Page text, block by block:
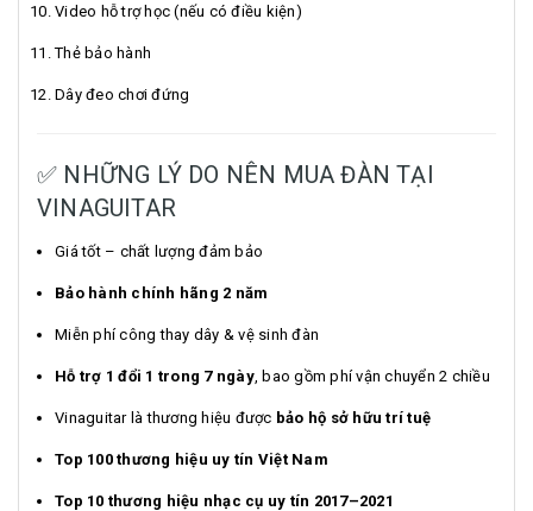
Video hỗ trợ học (nếu có điều kiện)
Thẻ bảo hành
Dây đeo chơi đứng
✅ NHỮNG LÝ DO NÊN MUA ĐÀN TẠI
VINAGUITAR
Giá tốt – chất lượng đảm bảo
Bảo hành chính hãng 2 năm
Miễn phí công thay dây & vệ sinh đàn
Hỗ trợ 1 đổi 1 trong 7 ngày, bao gồm phí vận chuyển 2 chiều
Vinaguitar là thương hiệu được bảo hộ sở hữu trí tuệ
Top 100 thương hiệu uy tín Việt Nam
Top 10 thương hiệu nhạc cụ uy tín 2017–2021